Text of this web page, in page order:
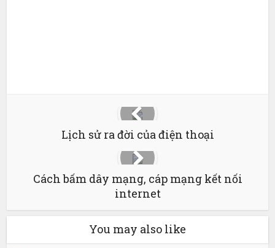
Lịch sử ra đời của điện thoại
Cách bấm dây mạng, cáp mạng kết nối
internet
You may also like